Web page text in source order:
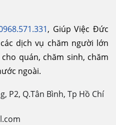
, Giúp Việc Đức
dịch vụ chăm người lớn
quán, chăm sinh, chăm
ngoài.
P2, Q.Tân Bình, Tp Hồ Chí